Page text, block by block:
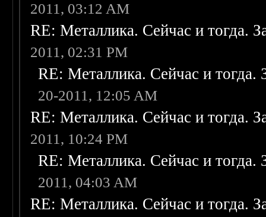
2011, 03:12 AM
RE: Металлика. Сейчас и тогда.
2011, 02:31 PM
RE: Металлика. Сейчас и
20-2011, 12:05 AM
RE: Металлика. Сейчас и тогда.
2011, 10:24 PM
RE: Металлика. Сейчас и
2011, 04:03 AM
RE: Металлика. Сейчас и тогда.